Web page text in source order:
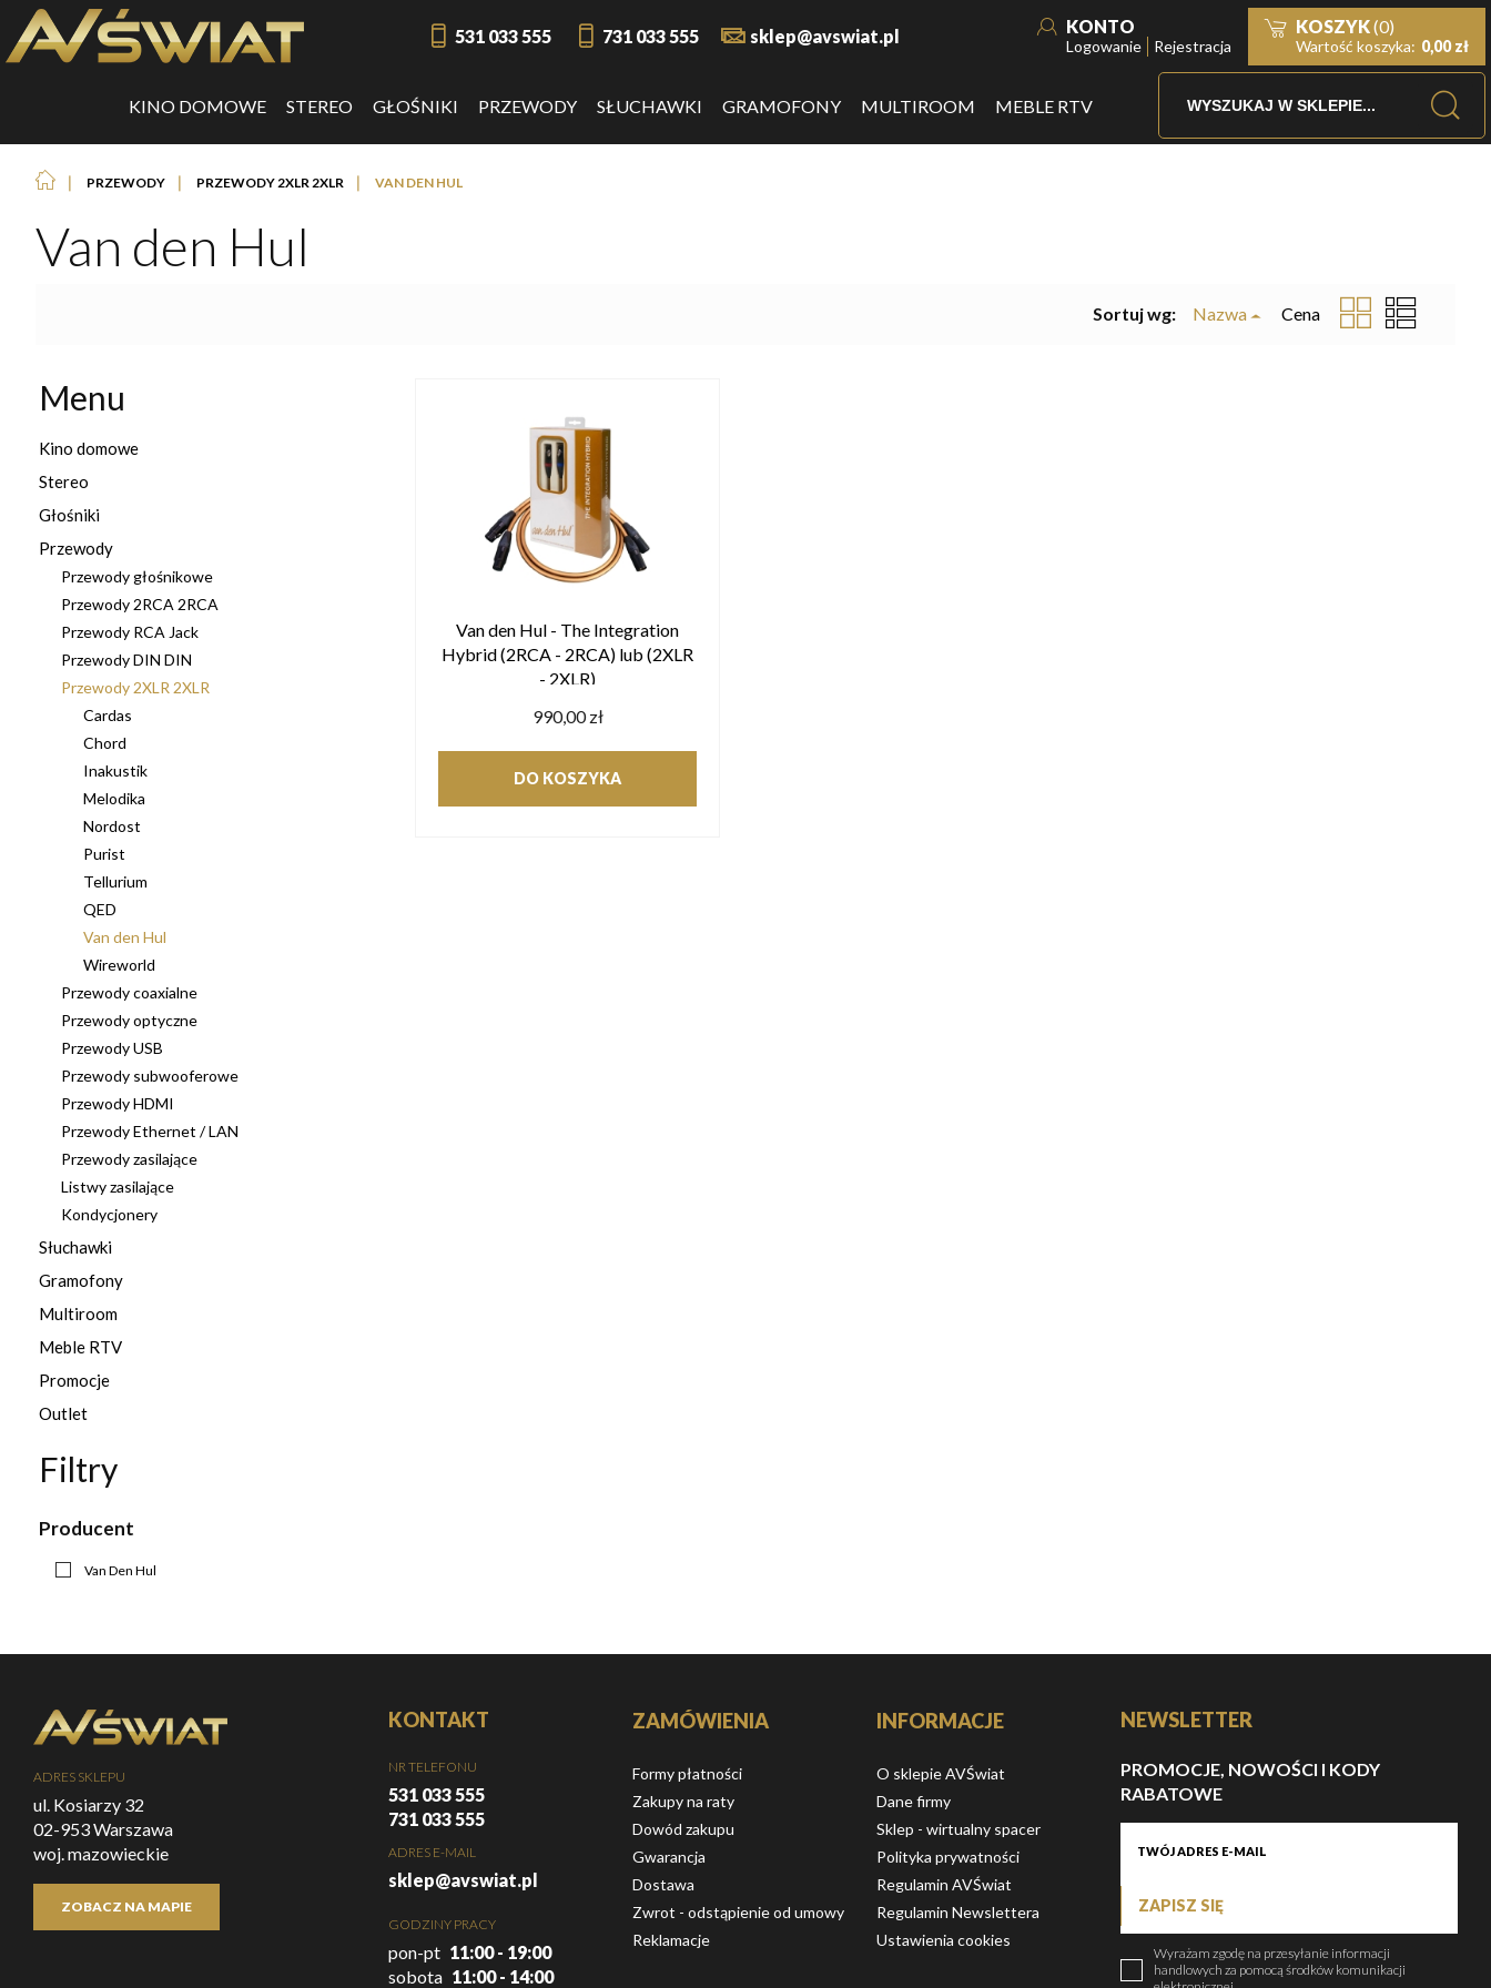
531 033 555 731 033 555 sklep@avswiat.pl KONTO
Logowanie Rejestracja
KOSZYK(0)
Wartość koszyka: 0,00 zł
KINO DOMOWE STEREO GŁOŚNIKI PRZEWODY SŁUCHAWKI GRAMOFONY MULTIROOM MEBLE RTV
❘ PRZEWODY ❘ PRZEWODY 2XLR 2XLR ❘ VAN DEN HUL
Van den Hul
Sortuj wg: Nazwa Cena
Menu
Kino domowe
Stereo
Głośniki
Przewody
Przewody głośnikowe
Przewody 2RCA 2RCA
Przewody RCA Jack
Przewody DIN DIN
Przewody 2XLR 2XLR
Cardas
Chord
Inakustik
Melodika
Nordost
Purist
Tellurium
QED
Van den Hul
Wireworld
Przewody coaxialne
Przewody optyczne
Przewody USB
Przewody subwooferowe
Przewody HDMI
Przewody Ethernet / LAN
Przewody zasilające
Listwy zasilające
Kondycjonery
Słuchawki
Gramofony
Multiroom
Meble RTV
Promocje
Outlet
Filtry
Producent
Van Den Hul
Van den Hul - The Integration
Hybrid (2RCA - 2RCA) lub (2XLR
- 2XLR)
990,00 zł
DO KOSZYKA
ADRES SKLEPU
ul. Kosiarzy 32
02-953 Warszawa
woj. mazowieckie
ZOBACZ NA MAPIE
KONTAKT
NR TELEFONU
531 033 555
731 033 555
ADRES E-MAIL
sklep@avswiat.pl
GODZINY PRACY
pon-pt 11:00 - 19:00
sobota 11:00 - 14:00
ZAMÓWIENIA
Formy płatności
Zakupy na raty
Dowód zakupu
Gwarancja
Dostawa
Zwrot - odstąpienie od umowy
Reklamacje
INFORMACJE
O sklepie AVŚwiat
Dane firmy
Sklep - wirtualny spacer
Polityka prywatności
Regulamin AVŚwiat
Regulamin Newslettera
Ustawienia cookies
NEWSLETTER
PROMOCJE, NOWOŚCI I KODY
RABATOWE
ZAPISZ SIĘ
Wyrażam zgodę na przesyłanie informacji
handlowych za pomocą środków komunikacji